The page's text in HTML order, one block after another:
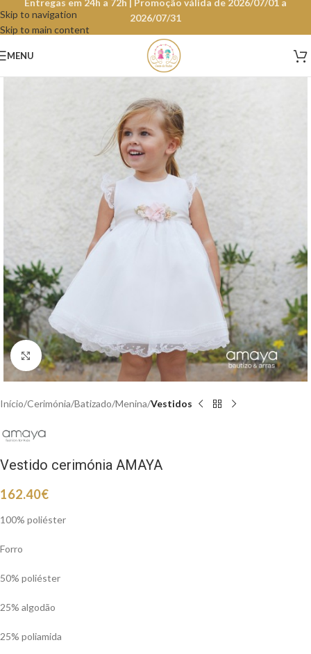
Skip to navigation
Skip to main content
Entregas em 24h a 72h | Promoção válida de 2026/07/01 a
2026/07/31
MENU
Clique para aumentar
Início Cerimónia Batizado Menina Vestidos
Vestido cerimónia AMAYA
162.40€
100% poliéster
Forro
50% poliéster
25% algodão
25% poliamida